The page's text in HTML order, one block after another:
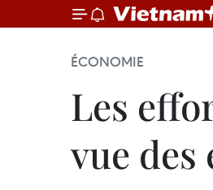
ÉCONOMIE
Les
vue